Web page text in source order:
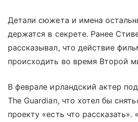
Детали сюжета и имена
держатся в секрете. Ранее
рассказывал, что действие
происходить во время Второй
В феврале ирландский актер
The Guardian, что хотел бы
проекту «есть что рассказать».